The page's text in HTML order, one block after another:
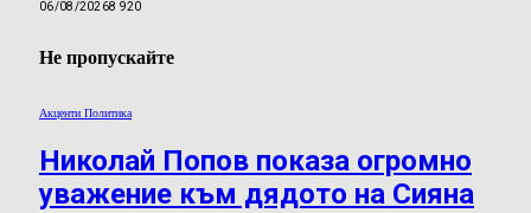
06/08/20268 920
Не пропускайте
Акценти Политика
Николай Попов показа огромно
уважение към дядото на Сияна